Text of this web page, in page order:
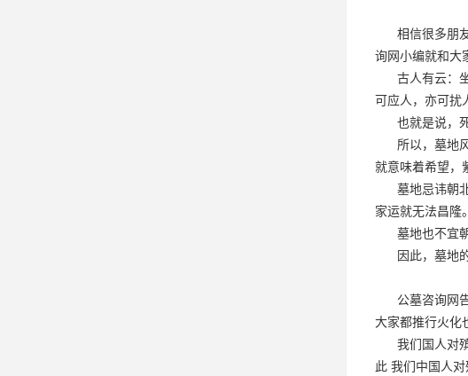
相信很多朋
询网小编就和大
古人有云：
可应人，亦可扰
也就是说，
所以，墓地
就意味着希望，
墓地忌讳朝
家运就无法昌隆
墓地也不宜
因此，墓地
公墓咨询网
大家都推行火化
我们国人对
此 我们中国人